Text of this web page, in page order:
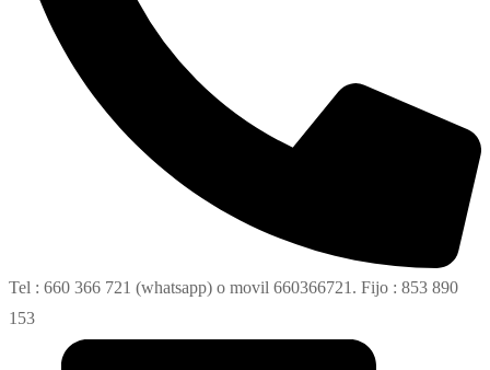
Tel : 660 366 721 (whatsapp) o movil 660366721. Fijo : 853 890
153